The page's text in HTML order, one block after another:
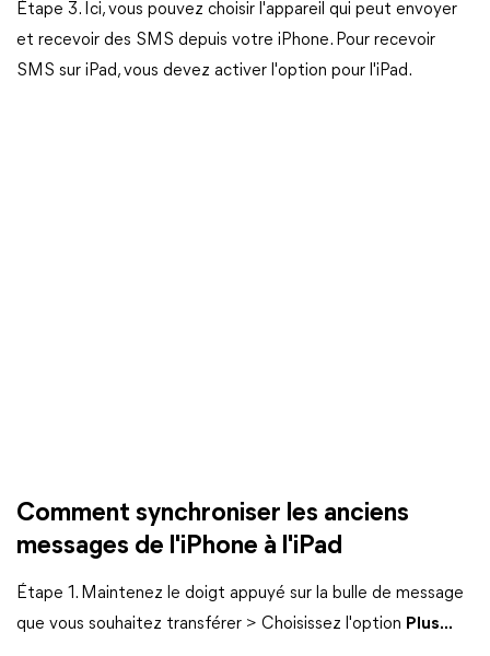
Étape 3. Ici, vous pouvez choisir l'appareil qui peut envoyer
et recevoir des SMS depuis votre iPhone. Pour recevoir
SMS sur iPad, vous devez activer l'option pour l'iPad.
Comment synchroniser les anciens
messages de l'iPhone à l'iPad
Étape 1. Maintenez le doigt appuyé sur la bulle de message
que vous souhaitez transférer > Choisissez l'option Plus...